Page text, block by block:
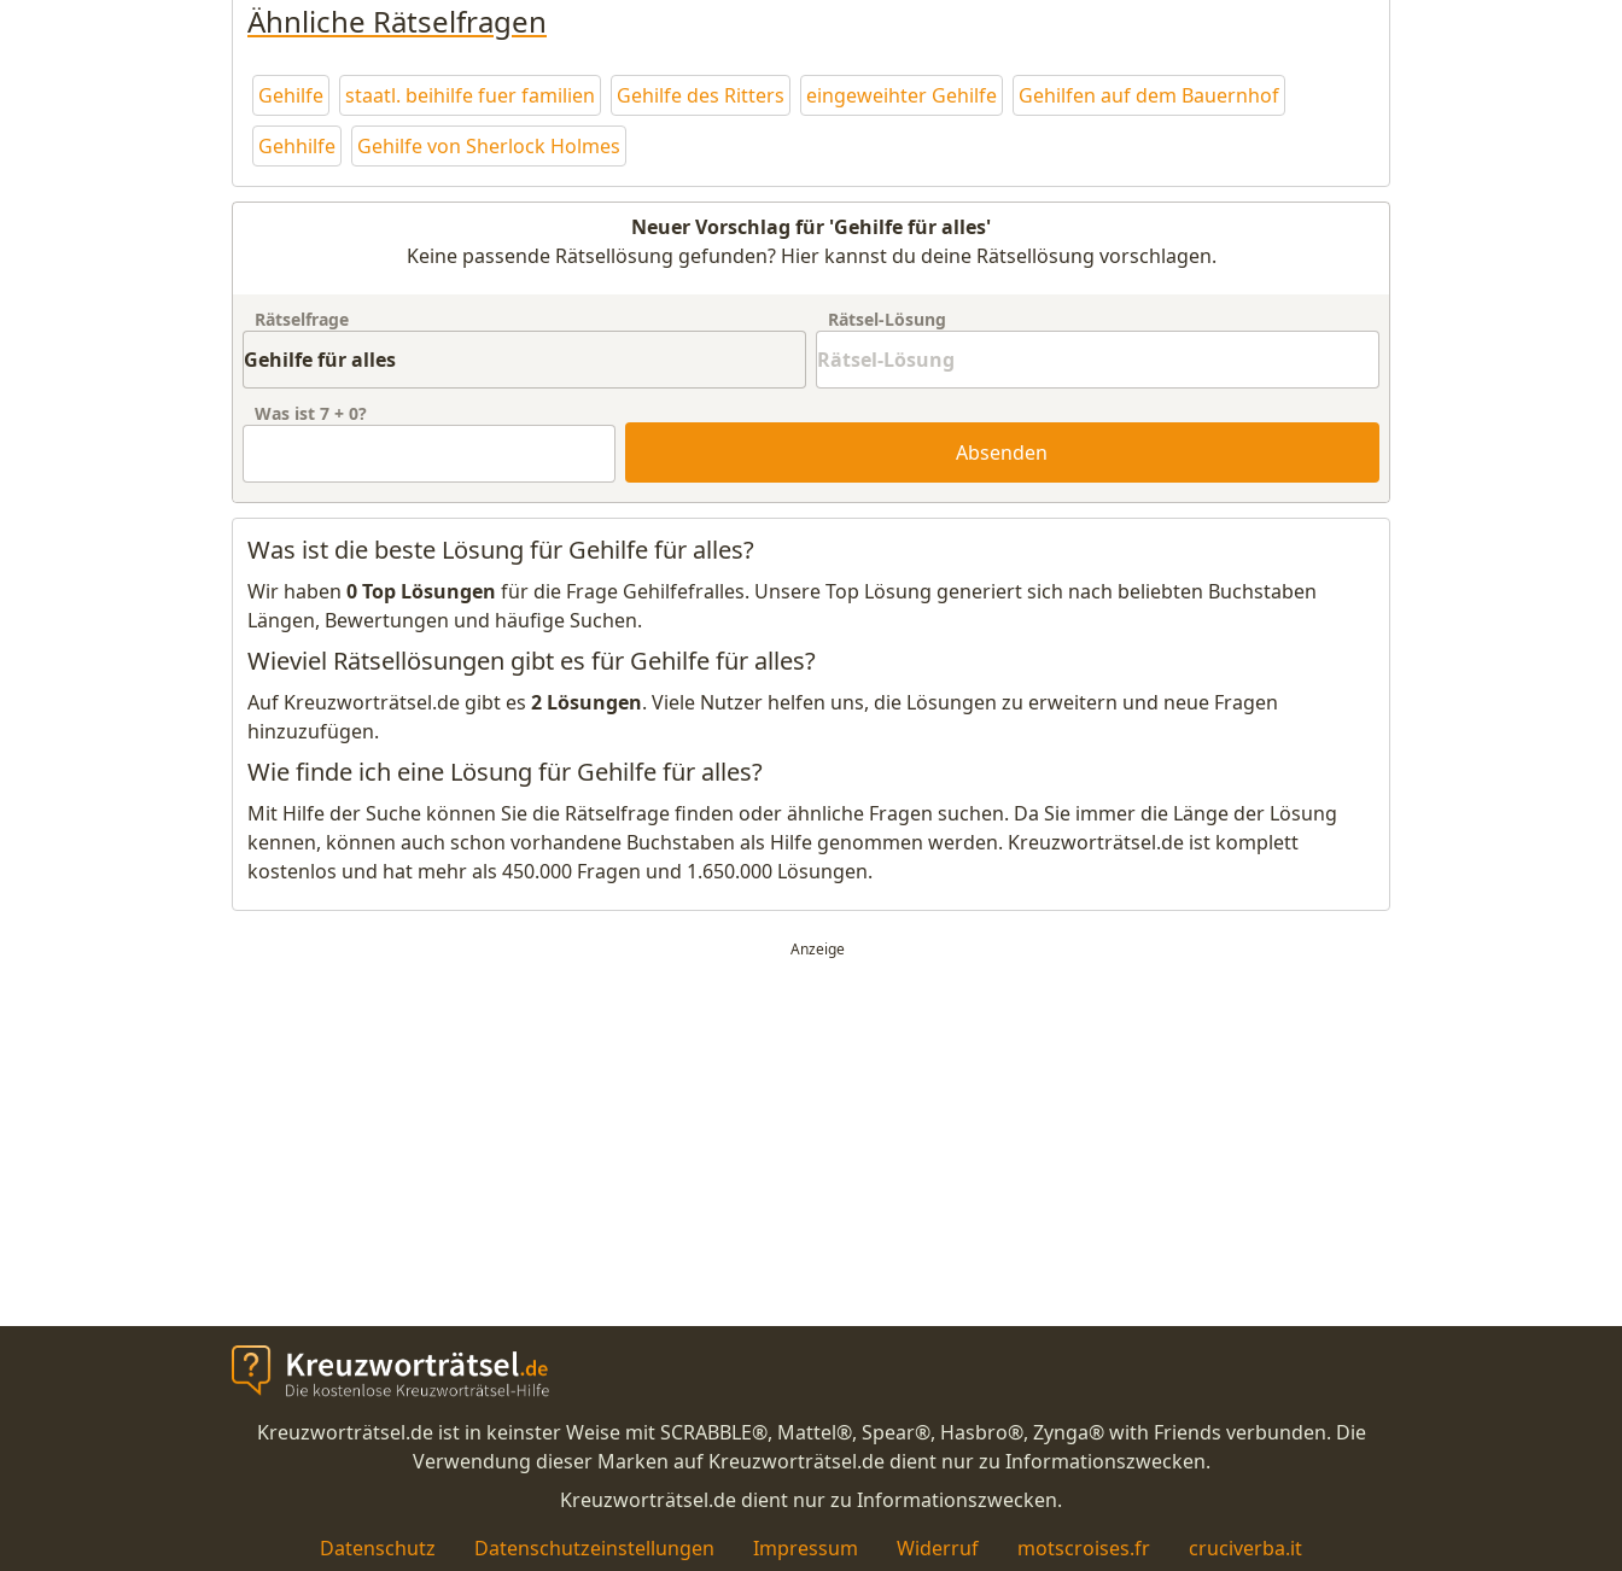
Ähnliche Rätselfragen
Gehilfe staatl. beihilfe fuer familien Gehilfe des Ritters eingeweihter Gehilfe
Gehilfen auf dem Bauernhof
Gehhilfe
Gehilfe von Sherlock Holmes
Neuer Vorschlag für 'Gehilfe für alles'
Keine passende Rätsellösung gefunden? Hier kannst du deine Rätsellösung vorschlagen.
Rätselfrage Rätsel-Lösung
Was ist 7 + 0?
Absenden
Was ist die beste Lösung für Gehilfe für alles?
Wir haben 0 Top Lösungen für die Frage Gehilfefralles. Unsere Top Lösung generiert sich nach beliebten Buchstaben
Längen, Bewertungen und häufige Suchen.
Wieviel Rätsellösungen gibt es für Gehilfe für alles?
Auf Kreuzworträtsel.de gibt es 2 Lösungen. Viele Nutzer helfen uns, die Lösungen zu erweitern und neue Fragen
hinzuzufügen.
Wie finde ich eine Lösung für Gehilfe für alles?
Mit Hilfe der Suche können Sie die Rätselfrage finden oder ähnliche Fragen suchen. Da Sie immer die Länge der Lösung
kennen, können auch schon vorhandene Buchstaben als Hilfe genommen werden. Kreuzworträtsel.de ist komplett
kostenlos und hat mehr als 450.000 Fragen und 1.650.000 Lösungen.
Kreuzworträtsel.de ist in keinster Weise mit SCRABBLE®, Mattel®, Spear®, Hasbro®, Zynga® with Friends verbunden. Die
Verwendung dieser Marken auf Kreuzworträtsel.de dient nur zu Informationszwecken.
Kreuzworträtsel.de dient nur zu Informationszwecken.
Datenschutz
Datenschutzeinstellungen Impressum Widerruf motscroises.fr cruciverba.it